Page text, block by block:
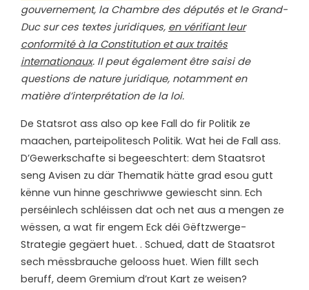
gouvernement, la Chambre des députés et le Grand-
Duc sur ces textes juridiques, en vérifiant leur
conformité à la Constitution et aux traités
internationaux. Il peut également être saisi de
questions de nature juridique, notamment en
matière d’interprétation de la loi.
De Statsrot ass also op kee Fall do fir Politik ze
maachen, parteipolitesch Politik. Wat hei de Fall ass.
D’Gewerkschafte si begeeschtert: dem Staatsrot
seng Avisen zu där Thematik hätte grad esou gutt
kënne vun hinne geschriwwe gewiescht sinn. Ech
perséinlech schléissen dat och net aus a mengen ze
wëssen, a wat fir engem Eck déi Gëftzwerge-
Strategie gegäert huet. . Schued, datt de Staatsrot
sech mëssbrauche gelooss huet. Wien fillt sech
beruff, deem Gremium d’rout Kart ze weisen?